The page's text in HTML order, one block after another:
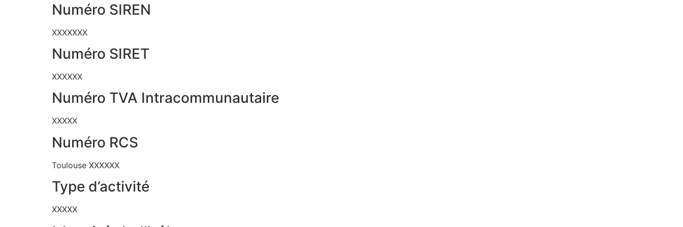
Numéro SIREN
XXXXXXX
Numéro SIRET
XXXXXX
Numéro TVA Intracommunautaire
XXXXX
Numéro RCS
Toulouse XXXXXX
Type d’activité
XXXXX